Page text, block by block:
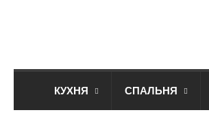
КУХНЯ СПАЛЬНЯ